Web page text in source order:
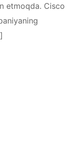
etmoqda. Cisco